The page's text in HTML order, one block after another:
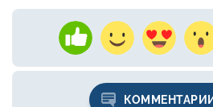
КОММЕНТАРИИ